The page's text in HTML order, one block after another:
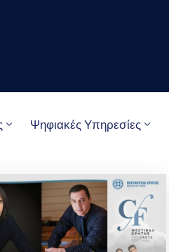
Ψηφιακές Υπηρεσίες